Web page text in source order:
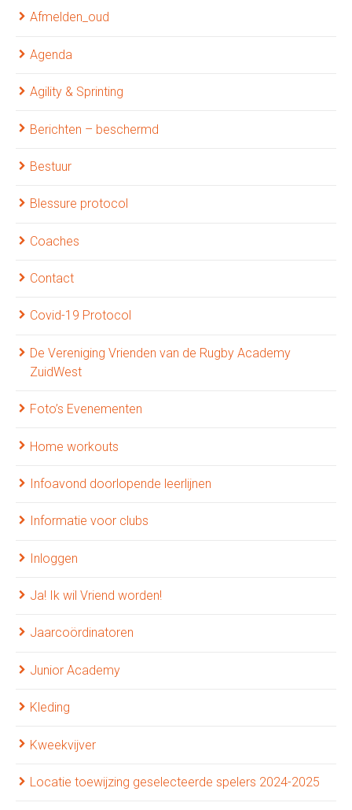
Afmelden_oud
Agenda
Agility & Sprinting
Berichten – beschermd
Bestuur
Blessure protocol
Coaches
Contact
Covid-19 Protocol
De Vereniging Vrienden van de Rugby Academy
ZuidWest
Foto’s Evenementen
Home workouts
Infoavond doorlopende leerlijnen
Informatie voor clubs
Inloggen
Ja! Ik wil Vriend worden!
Jaarcoördinatoren
Junior Academy
Kleding
Kweekvijver
Locatie toewijzing geselecteerde spelers 2024-2025